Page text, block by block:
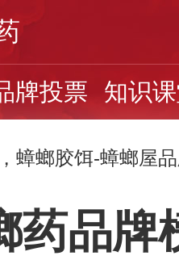
牌投票 知识
蟑螂胶饵-蟑螂屋
药品牌